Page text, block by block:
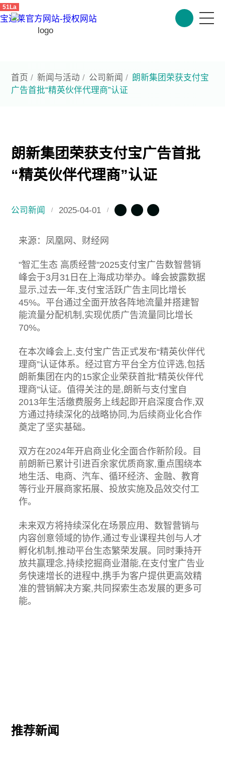
51La
宝运莱官方网站-授权网站
产品与方案
投资者关系
首页 / 新闻与活动 / 公司新闻 / 朗新集团荣获支付宝
广告首批“精英伙伴代理商”认证
朗新集团荣获支付宝广告首批
“精英伙伴代理商”认证
公司新闻 / 2025-04-01 /
来源： 凤凰网 、 财经网
"智汇生态 高质经营"2025支付宝广告数智营销
峰会于3月31日在上海成功举办。峰会披露数据
显示,过去一年,支付宝活跃广告主同比增长
45%。平台通过全面开放各阵地流量并搭建智
能流量分配机制,实现优质广告流量同比增长
70%。
在本次峰会上,支付宝广告正式发布“精英伙伴代
理商”认证体系。经过官方平台全方位评选,包括
朗新集团在内的15家企业荣获首批"精英伙伴代
理商"认证。值得关注的是,朗新与支付宝自
2013年生活缴费服务上线起即开启深度合作,双
方通过持续深化的战略协同,为后续商业化合作
奠定了坚实基础。
双方在2024年开启商业化全面合作新阶段。目
前朗新已累计引进百余家优质商家,重点围绕本
地生活、电商、汽车、循环经济、金融、教育
等行业开展商家拓展、投放实施及品效交付工
作。
未来双方将持续深化在场景应用、数智营销与
内容创意领域的协作,通过专业课程共创与人才
孵化机制,推动平台生态繁荣发展。同时秉持开
放共赢理念,持续挖掘商业潜能,在支付宝广告业
务快速增长的进程中,携手为客户提供更高效精
准的营销解决方案,共同探索生态发展的更多可
能。
推荐新闻